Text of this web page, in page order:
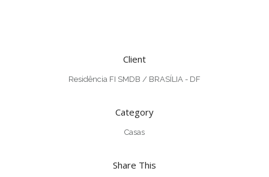
Client
Residência FI SMDB / BRASÍLIA - DF
Category
Casas
Share This